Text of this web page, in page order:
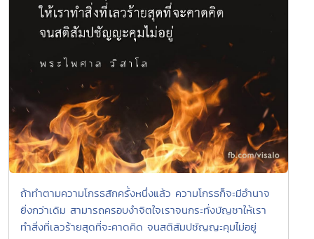
ถ้าทำตามความโกรธสักครั้งหนึ่งแล้ว ความโกรธก็จะมีอำนาจ
ยิ่งกว่าเดิม สามารถครอบงำจิตใจเราจนกระทั่งบัญชาให้เรา
ทำสิ่งที่เลวร้ายสุดที่จะคาดคิด จนสติสัมปชัญญะคุมไม่อยู่